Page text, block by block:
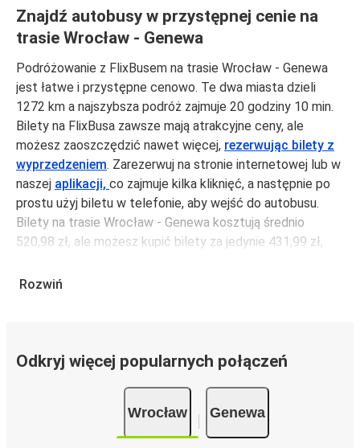
Znajdź autobusy w przystępnej cenie na
trasie Wrocław - Genewa
Podróżowanie z FlixBusem na trasie Wrocław - Genewa
jest łatwe i przystępne cenowo. Te dwa miasta dzieli
1272 km a najszybsza podróż zajmuje 20 godziny 10 min.
Bilety na FlixBusa zawsze mają atrakcyjne ceny, ale
możesz zaoszczędzić nawet więcej, rezerwując bilety z
wyprzedzeniem. Zarezerwuj na stronie internetowej lub w
naszej aplikacji, co zajmuje kilka kliknięć, a następnie po
prostu użyj biletu w telefonie, aby wejść do autobusu.
Bilety na trasie Wrocław - Genewa kosztują średnio
520,98 zł, ale możesz kupić bilety za jedynie 431,99 zł,
unikając weekendów i świąt. Aby podróżować szybko,
jedynie 20 godziny 10 min.
Podróż autobusemma mniejszy wpływ na środowisko
Rozwiń
Odkryj więcej popularnych połączeń
Wrocław Genewa